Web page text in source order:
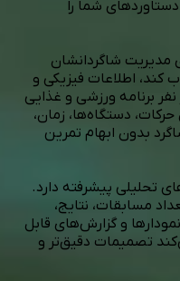
دستاوردهای شما را
مدیریت شاگردانشان
کند، اطلاعات فیزیکی و
برنامه ورزشی و غذایی
دستگاه‌ها، زمان،
بدون ابهام تمرین
تحلیلی پیشرفته دارد.
مسابقات، نتایج،
و گزارش‌های قابل
تصمیمات دقیق‌تر و